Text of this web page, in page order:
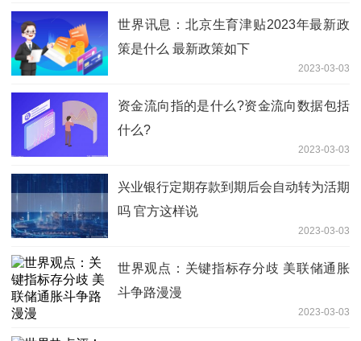
世界讯息：北京生育津贴2023年最新政
策是什么 最新政策如下
2023-03-03
资金流向指的是什么?资金流向数据包括
什么?
2023-03-03
兴业银行定期存款到期后会自动转为活期
吗 官方这样说
2023-03-03
世界观点：关键指标存分歧 美联储通胀
斗争路漫漫
2023-03-03